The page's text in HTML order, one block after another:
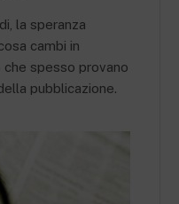
la speranza
cambi in
che spesso provano
pubblicazione.